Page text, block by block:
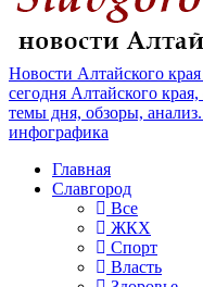
Новости Алтайского
сегодня Алтайского
темы дня, обзоры,
инфографика
Главная
Славгород
Все
ЖКХ
Спорт
Власть